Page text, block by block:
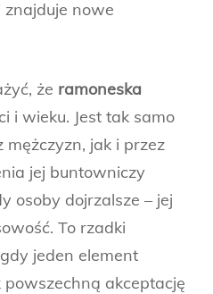
nowe
że ramoneska
i wieku. Jest tak samo
mężczyzn, jak i przez
jej buntowniczy
osoby dojrzalsze – jej
To rzadki
jeden element
akceptację